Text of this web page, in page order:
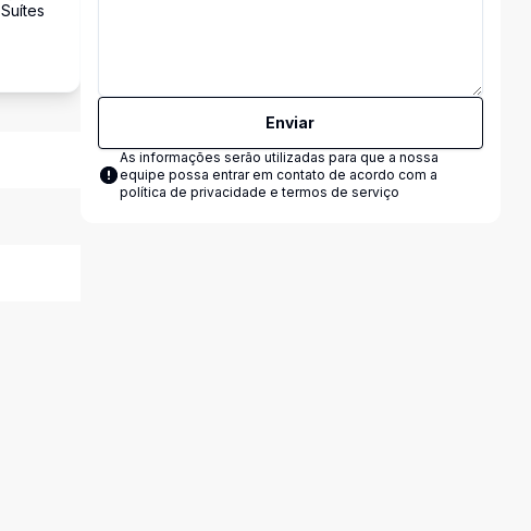
Suítes
Enviar
As informações serão utilizadas para que a nossa
equipe possa entrar em contato de acordo com a
política de privacidade e termos de serviço